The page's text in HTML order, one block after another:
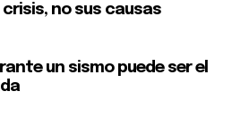
crisis, no sus causas
un sismo puede ser el